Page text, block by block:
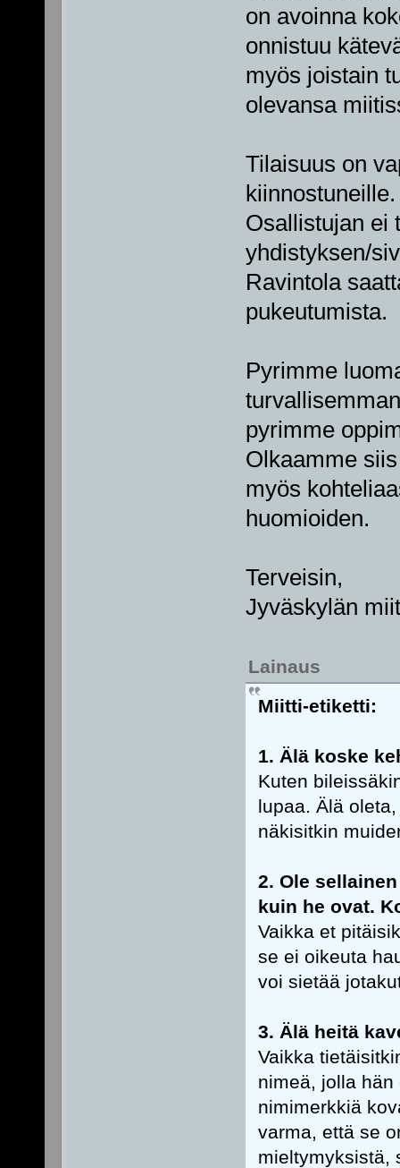
on avoinna
onnistuu
myös joistain
olevansa
Tilaisuus on
Osallistujan ei
yhdistyksen/
Ravintola
pukeutumista.
Pyrimme
pyrimme
Olkaamme
myös
huomioiden.
Terveisin,
Jyväskylän
Lainaus
Miitti-etiketti:
1. Älä koske
Kuten
lupaa. Älä
näkisitkin
2. Ole
kuin he ovat.
Vaikka et
se ei oikeuta
voi sietää
3. Älä heitä
Vaikka
nimeä, jolla
nimimerkkiä
varma, että se
mieltymyksistä,